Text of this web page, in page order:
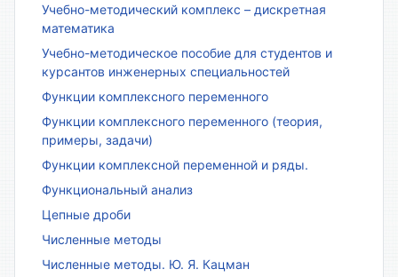
Учебно-методический комплекс – дискретная
математика
Учебно-методическое пособие для студентов и
курсантов инженерных специальностей
Функции комплексного переменного
Функции комплексного переменного (теория,
примеры, задачи)
Функции комплексной переменной и ряды.
Функциональный анализ
Цепные дроби
Численные методы
Численные методы. Ю. Я. Кацман